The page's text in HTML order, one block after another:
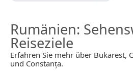
Rumänien:
Reiseziele
Erfahren Sie mehr über Bukarest,
und Constanța.